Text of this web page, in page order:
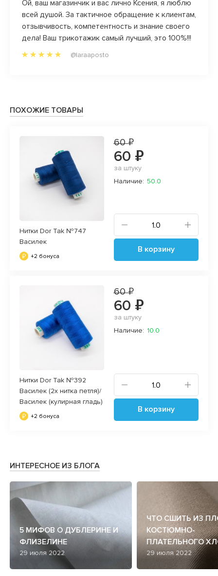
Ой, ваш магазинчик и вас лично Ксения, я люблю
всей душой. За тактичное обращение к клиентам,
отзывчивость, компетентность и знание своего
дела! Ваш трикотажик самый лучший, это 100%!!!
@laraaposto
ПОХОЖИЕ ТОВАРЫ
Нитки Dor Tak №747
Василек
+2 бонуса
60 ₽
60 ₽
за штуку
Наличие: 50.0
В корзину
Нитки Dor Tak №392
Василек (2х нитка петля)/
Василек (кулирная гладь)
+2 бонуса
60 ₽
60 ₽
за штуку
Наличие: 10.0
В корзину
ИНТЕРЕСНОЕ ИЗ БЛОГА
5 МИФОВ О ДУБЛЕРИНЕ И
ФЛИЗЕЛИНЕ
29 июля 2022
ЧТО СШИТЬ ИЗ
КОСТЮМНО-
ПЛАТЕЛЬНОГО
29 июля 2022